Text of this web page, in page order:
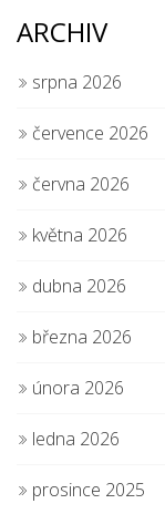
ARCHIV
srpna 2026
července 2026
června 2026
května 2026
dubna 2026
března 2026
února 2026
ledna 2026
prosince 2025